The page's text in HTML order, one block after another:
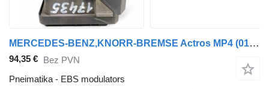
MERCEDES-BENZ,KNORR-BREMSE Actros MP4 (01.12-) K015420 K102408 EBS modulators paredzēts Mercedes-Benz Actros MP4 Antos Arocs (2012-) vilcēja
94,35 € Bez PVN
Pneimatika - EBS modulators